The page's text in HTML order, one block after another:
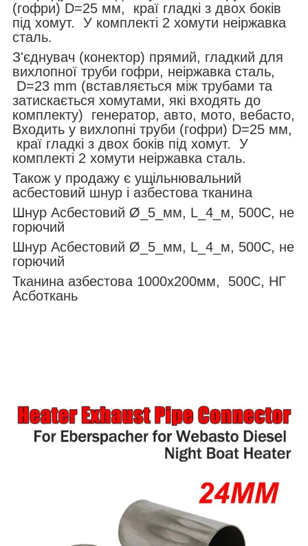
(гофри) D=25 мм, краї гладкі з двох боків
під хомут. У комплекті 2 хомути неіржавка
сталь.
З'єднувач (конектор) прямий, гладкий для
вихлопної труби гофри, неіржавка сталь,
D=23 mm (вставляється між трубами та
затискається хомутами, які входять до
комплекту) генератор, авто, мото, вебасто,
Входить у вихлопні труби (гофри) D=25 мм,
краї гладкі з двох боків під хомут. У
комплекті 2 хомути неіржавка сталь.
Також у продажу є ущільнювальний
асбестовий шнур і азбестова тканина
Шнур Асбестовий Ø_5_мм, L_4_м, 500С, не
горючий
Шнур Асбестовий Ø_5_мм, L_4_м, 500С, не
горючий
Тканина азбестова 1000х200мм, 500С, НГ
Асботкань